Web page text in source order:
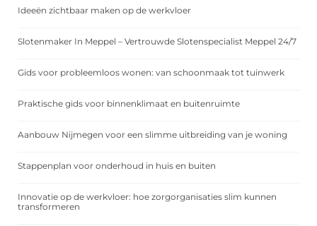
Ideeën zichtbaar maken op de werkvloer
Slotenmaker In Meppel – Vertrouwde Slotenspecialist Meppel 24/7
Gids voor probleemloos wonen: van schoonmaak tot tuinwerk
Praktische gids voor binnenklimaat en buitenruimte
Aanbouw Nijmegen voor een slimme uitbreiding van je woning
Stappenplan voor onderhoud in huis en buiten
Innovatie op de werkvloer: hoe zorgorganisaties slim kunnen
transformeren